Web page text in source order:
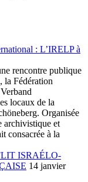
: L’IRELP à
rencontre publique
la Fédération
locaux de la
Organisée
archivistique et
consacrée à la
ISRAÉLO-
14 janvier